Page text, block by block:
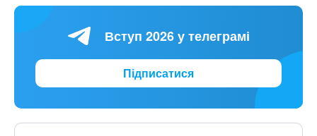
Вступ 2026 у телеграмі
Підписатися